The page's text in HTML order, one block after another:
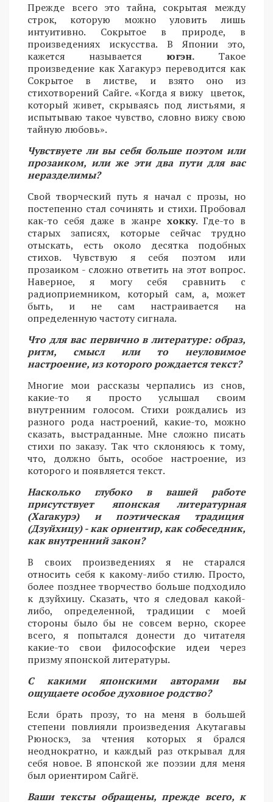
Прежде всего это тайна, сокрытая между
строк, которую можно уловить лишь
интуитивно. Сокрытое в природе, в
произведениях искусства. В Японии это,
кажется называется югэн.Такое
произведение как Хагакурэ переводится как
Сокрытое в листве, и взято оно из
стихотворений Сайге. «Когда я вижу цветок,
который живет, скрываясь под листьями, я
испытываю такое чувство, словно вижу свою
тайную любовь».
Чувствуете ли вы себя больше поэтом или
прозаиком, или же эти два пути для вас
неразделимы?
Свой творческий путь я начал с прозы, но
постепенно стал сочинять и стихи. Пробовал
как-то себя даже в жанре хокку. Где-то в
старых записях, которые сейчас трудно
отыскать, есть около десятка подобных
стихов. Чувствую я себя поэтом или
прозаиком - сложно ответить на этот вопрос.
Наверное, я могу себя сравнить с
радиоприемником, который сам, а, может
быть, и не сам настраивается на
определенную частоту сигнала.
Что для вас первично в литературе: образ,
ритм, смысл или то неуловимое
настроение, из которого рождается текст?
Многие мои рассказы черпались из снов,
какие-то я просто услышал своим
внутренним голосом. Стихи рождались из
разного рода настроений, какие-то, можно
сказать, выстраданные. Мне сложно писать
стихи по заказу. Так что склоняюсь к тому,
что, должно быть, особое настроение, из
которого и появляется текст.
Насколько глубоко в вашей работе
присутствует японская литературная
(Хагакурэ) и поэтическая традиция
(Дзуйхицу) - как ориентир, как собеседник,
как внутренний закон?
В своих произведениях я не старался
относить себя к какому-либо стилю. Просто,
более позднее творчество больше подходило
к дзуйхицу. Сказать, что я следовал какой-
либо, определенной, традиции с моей
стороны было бы не совсем верно, скорее
всего, я попытался донести до читателя
какие-то свои философские идеи через
призму японской литературы.
С какими японскими авторами вы
ощущаете особое духовное родство?
Если брать прозу, то на меня в большей
степени повлияли произведения Акутагавы
Рюноскэ, за чтения которых я брался
неоднократно, и каждый раз открывал для
себя новое. В японской же поэзии для меня
был ориентиром Сайгё.
Ваши тексты обращены, прежде всего, к